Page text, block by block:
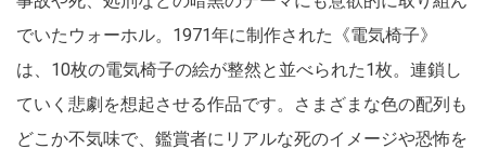
でいたウォーホル。1971年に制作された《電気椅子》
は、10枚の電気椅子の絵が整然と並べられた1枚。連鎖し
ていく悲劇を想起させる作品です。さまざまな色の配列も
どこか不気味で、鑑賞者にリアルな死のイメージや恐怖を